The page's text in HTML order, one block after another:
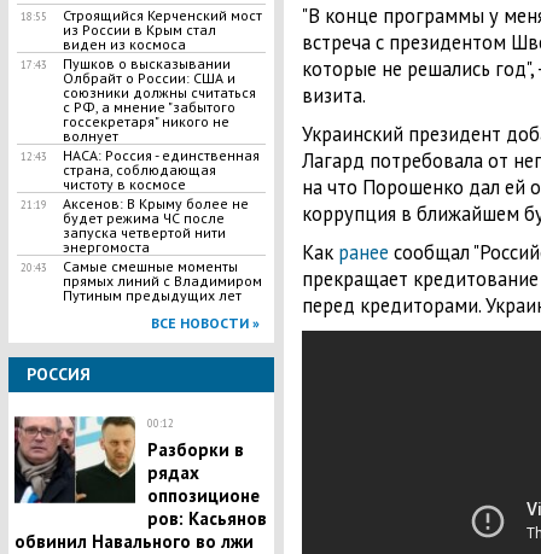
18:55
Строящийся Керченский мост
из России в Крым стал
виден из космоса
17:43
Пушков о высказывании
Олбрайт о России: США и
союзники должны считаться
с РФ, а мнение "забытого
госсекретаря" никого не
волнует
12:43
НАСА: Россия - единственная
страна, соблюдающая
чистоту в космосе
21:19
Аксенов: В Крыму более не
будет режима ЧС после
запуска четвертой нити
энергомоста
20:43
Самые смешные моменты
прямых линий с Владимиром
Путиным предыдущих лет
ВСЕ НОВОСТИ »
РОССИЯ
00:12
Разборки в
рядах
оппозиционе
ров: Касьянов
обвинил Навального во лжи
"В конце программы у
встреча с президентом
которые не решались
визита.
Украинский президент
Лагард потребовала от
на что Порошенко дал ей
коррупция в ближайшем
Как ранее сообщал
прекращает
перед кредиторами.